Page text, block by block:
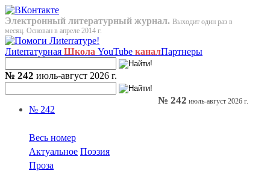
Электронный литературный журнал. Выходит один раз в
месяц. Основан в апреле 2014 г.
Лиterraтурная Школа YouTube каналПартнеры
№ 242 июль-август 2026 г.
№ 242
Весь номер
Актуальное Поэзия
Проза
№ 242 июль-август 2026 г.